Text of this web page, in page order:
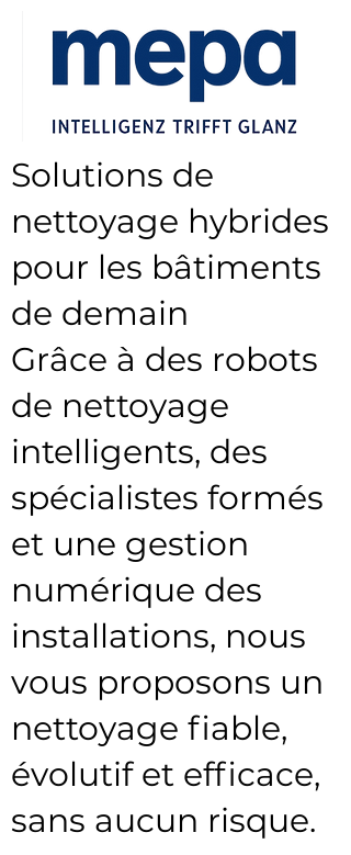
Solutions de
nettoyage hybrides
pour les bâtiments
de demain
Grâce à des robots
de nettoyage
intelligents, des
spécialistes formés
et une gestion
numérique des
installations, nous
vous proposons un
nettoyage fiable,
évolutif et efficace,
sans aucun risque.